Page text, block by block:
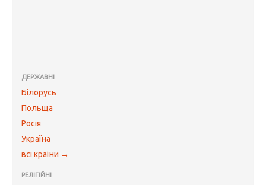
ДЕРЖАВНІ
Білорусь
Польща
Росія
Україна
всі країни →
РЕЛІГІЙНІ